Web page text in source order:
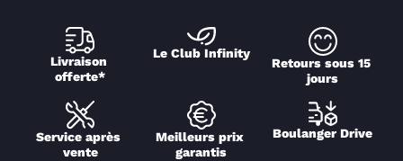
Livraison
offerte*
Le Club Infinity
Retours sous 15
jours
Service après
vente
Meilleurs prix
garantis
Boulanger Drive